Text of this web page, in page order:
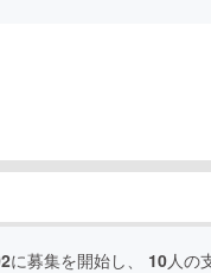
に募集を開始し、 10人の